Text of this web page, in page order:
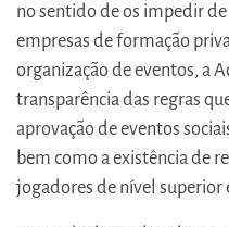
no sentido de os impedir
empresas de formação
organização de eventos, a
transparência das regras
aprovação de eventos
bem como a existência de
jogadores de nível superior